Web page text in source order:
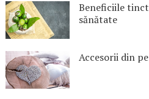
Beneficiile
sănătate
Accesorii din